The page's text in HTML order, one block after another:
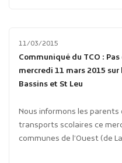
11/03/2015
Communiqué du TCO :
mercredi 11 mars 2015
Bassins et St Leu
Nous informons les parents
transports scolaires ce
communes de l’Ouest (de